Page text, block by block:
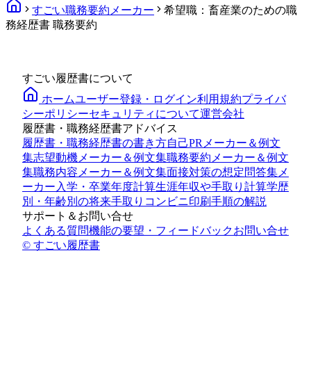
すごい職務要約メーカー
希望職：畜産業のための職
務経歴書 職務要約
すごい履歴書について
ホームユーザー登録・ログイン利用規約プライバ
シーポリシーセキュリティについて運営会社
履歴書・職務経歴書アドバイス
履歴書・職務経歴書の書き方自己PRメーカー＆例文
集志望動機メーカー＆例文集職務要約メーカー＆例文
集職務内容メーカー＆例文集面接対策の想定問答集メ
ーカー入学・卒業年度計算生涯年収や手取り計算学歴
別・年齢別の将来手取り コンビニ印刷手順の解説
サポート＆お問い合せ
よくある質問機能の要望・フィードバックお問い合せ
© すごい履歴書